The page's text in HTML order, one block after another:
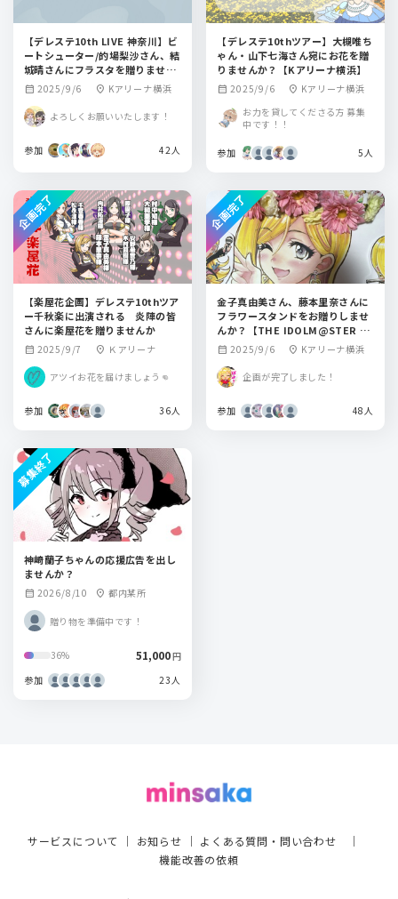
【デレステ10th LIVE 神奈川】ビ
ートシューター/的場梨沙さん、結
城晴さんにフラスタを贈りません
か？
calendar_month 2025/9/6 location_on Kアリーナ横浜
よろしくお願いいたします！
参加 42人
【デレステ10thツアー】大槻唯ち
ゃん・山下七海さん宛にお花を贈
りませんか？【Kアリーナ横浜】
calendar_month 2025/9/6 location_on Kアリーナ横浜
お力を貸してくださる方 募集
中です！！
参加 5人
【楽屋花企画】デレステ10thツア
ー千秋楽に出演される 炎陣の皆
さんに楽屋花を贈りませんか
calendar_month 2025/9/7 location_on Ｋアリーナ
アツイお花を届けましょう👊
参加 36人
企画完了
金子真由美さん、藤本里奈さんに
フラワースタンドをお贈りしませ
んか？【THE IDOLM@STER CI
NDERELLA GIRLS 10th MEMO
RIAL LIVE STARLIGHT STAGE
横浜公演】
calendar_month 2025/9/6 location_on Kアリーナ横浜
企画が完了しました！
参加 48人
企画完了
神崎蘭子ちゃんの応援広告を出し
ませんか？
calendar_month 2026/8/10 location_on 都内某所
贈り物を準備中です！
36% 51,000円
参加
23人
募集終了
サービスについて ｜ お知らせ ｜ よくある質問・問い合わせ ｜
機能改善の依頼